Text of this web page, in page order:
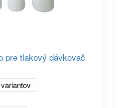
pre tlakový dávkovač